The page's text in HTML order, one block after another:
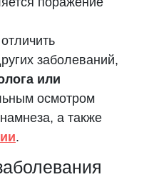
заболеваний,
или
осмотром
а также
.